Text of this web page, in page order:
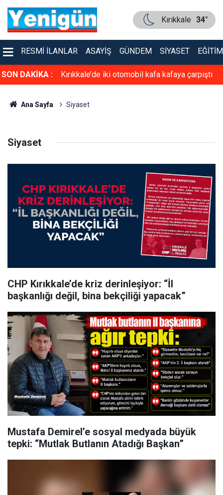
Kırıkkale 34°
RESMI İLANLAR ASAYIŞ GÜNDEM SIYASET EĞITIM
SON DAKİKA : Kırıkkale’de iki otomobil kafa kafaya çarpıştı
Ana Sayfa Siyaset
Siyaset
CHP Kırıkkale’de kriz derinleşiyor: “İl
başkanlığı değil, bina bekçiliği yapacak”
Mustafa Demirel’e sosyal medyada büyük
tepki: “Mutlak Butlanın Atadığı Başkan”